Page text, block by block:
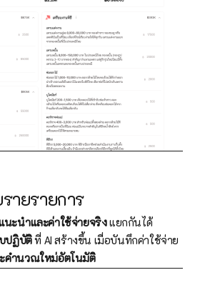
ายรายการ
นะนำและค่าใช้จ่ายจริงแยกกันได้
ปฏิบัติที่ AI สร้างขึ้น เมื่อบันทึกค่าใช้จ่าย
คำนวณใหม่อัตโนมัติ